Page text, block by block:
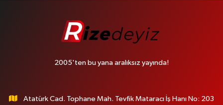
2005'ten bu yana aralıksız yayında!
Atatürk Cad. Tophane Mah. Tevfik Mataracı İş Hanı No: 203